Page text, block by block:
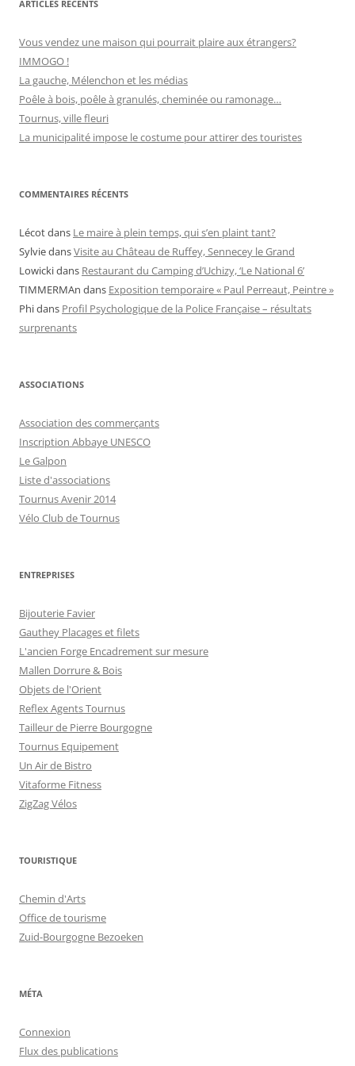
ARTICLES RÉCENTS
Vous vendez une maison qui pourrait plaire aux étrangers?
IMMOGO !
La gauche, Mélenchon et les médias
Poêle à bois, poêle à granulés, cheminée ou ramonage…
Tournus, ville fleuri
La municipalité impose le costume pour attirer des touristes
COMMENTAIRES RÉCENTS
Lécotdans Le maire à plein temps, qui s’en plaint tant?
SylviedansVisite au Château de Ruffey, Sennecey le Grand
Lowickidans Restaurant du Camping d’Uchizy, ‘Le National 6’
TIMMERMAn dans Exposition temporaire « Paul Perreaut, Peintre »
Phidans Profil Psychologique de la Police Française – résultats
surprenants
ASSOCIATIONS
Association des commerçants
Inscription Abbaye UNESCO
Le Galpon
Liste d'associations
Tournus Avenir 2014
Vélo Club de Tournus
ENTREPRISES
Bijouterie Favier
Gauthey Placages et filets
L'ancien Forge Encadrement sur mesure
Mallen Dorrure & Bois
Objets de l'Orient
Reflex Agents Tournus
Tailleur de Pierre Bourgogne
Tournus Equipement
Un Air de Bistro
Vitaforme Fitness
ZigZag Vélos
TOURISTIQUE
Chemin d'Arts
Office de tourisme
Zuid-Bourgogne Bezoeken
MÉTA
Connexion
Flux des publications